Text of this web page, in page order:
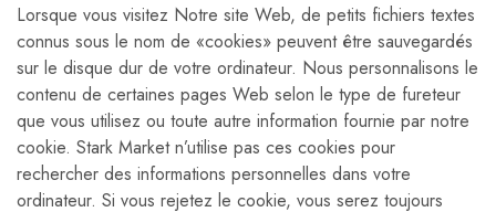
Lorsque vous visitez Notre site Web, de petits fichiers textes
connus sous le nom de «cookies» peuvent être sauvegardés
sur le disque dur de votre ordinateur. Nous personnalisons le
contenu de certaines pages Web selon le type de fureteur
que vous utilisez ou toute autre information fournie par notre
cookie. Stark Market n’utilise pas ces cookies pour
rechercher des informations personnelles dans votre
ordinateur. Si vous rejetez le cookie, vous serez toujours